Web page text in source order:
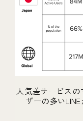
人気差サービス
ザーの多い